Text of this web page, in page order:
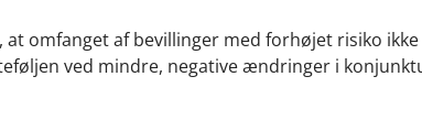
omfanget af bevillinger med forhøjet risiko
ved mindre, negative ændringer i